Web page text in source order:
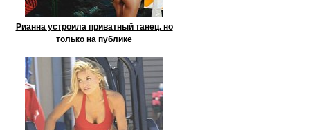
Рианна устроила приватный танец, но
только на публике